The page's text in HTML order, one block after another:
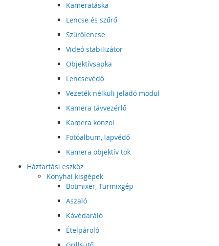
Kameratáska
Lencse és szűrő
Szűrőlencse
Videó stabilizátor
Objektívsapka
Lencsevédő
Vezeték nélküli jeladó modul
Kamera távvezérlő
Kamera konzol
Fotóalbum, lapvédő
Kamera objektív tok
Háztartási eszköz
Konyhai kisgépek
Botmixer, Turmixgép
Aszaló
Kávédaráló
Ételpároló